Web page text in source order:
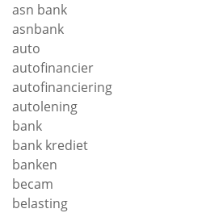
asn bank
asnbank
auto
autofinancier
autofinanciering
autolening
bank
bank krediet
banken
becam
belasting